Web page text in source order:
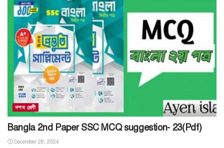
দশম শ্রেণী
Bangla 2nd Paper SSC MCQ suggestion- 23(Pdf)
December 28, 2024